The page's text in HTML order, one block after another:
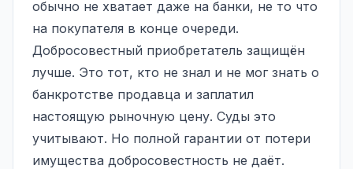
обычно не хватает даже на банки, не то что
на покупателя в конце очереди.
Добросовестный приобретатель защищён
лучше. Это тот, кто не знал и не мог знать о
банкротстве продавца и заплатил
настоящую рыночную цену. Суды это
учитывают. Но полной гарантии от потери
имущества добросовестность не даёт.